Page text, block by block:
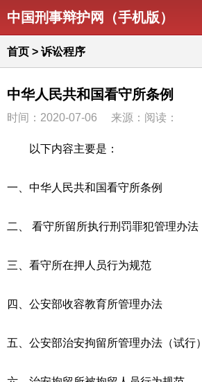
中国刑事辩护网（手机版）
首页 > 诉讼程序
中华人民共和国看守所条例
时间：2020-07-06 来源：阅读：
以下内容主要是：
一、 中华人民共和国看守所条例
二、 看守所留所执行刑罚罪犯管理办法
三、 看守所在押人员行为规范
四、 公安部收容教育所管理办法
五、 公安部治安拘留所管理办法 （试行）